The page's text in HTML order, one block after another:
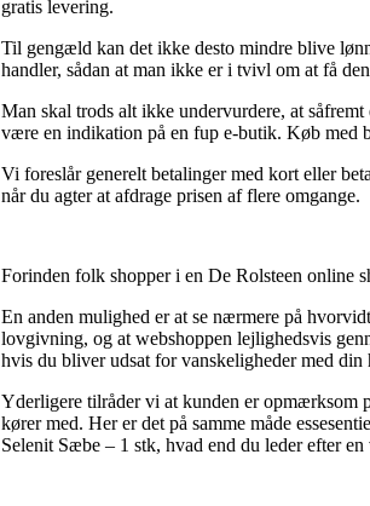
gratis levering.
Til gengæld kan det ikke desto mindre blive
handler, sådan at man ikke er i tvivl om at få
Man skal trods alt ikke undervurdere, at
være en indikation på en fup e-butik. Køb med
Vi foreslår generelt betalinger med kort eller
når du agter at afdrage prisen af flere omgange.
Forinden folk shopper i en De Rolsteen online
En anden mulighed er at se nærmere på
lovgivning, og at webshoppen lejlighedsvis
hvis du bliver udsat for vanskeligheder med din
Yderligere tilråder vi at kunden er opmærksom
kører med. Her er det på samme måde
Selenit Sæbe – 1 stk, hvad end du leder efter